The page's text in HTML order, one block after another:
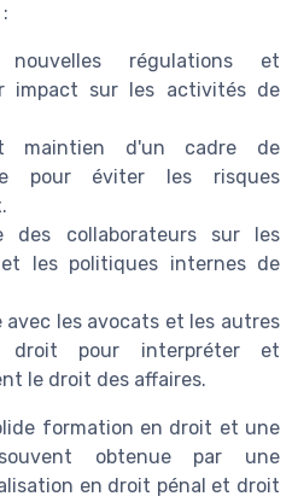
nouvelles régulations et
impact sur les activités de
maintien d'un cadre de
pour éviter les risques
des collaborateurs sur les
les politiques internes de
les avocats et les autres
droit pour interpréter et
le droit des affaires.
formation en droit et une
obtenue par une
en droit pénal et droit